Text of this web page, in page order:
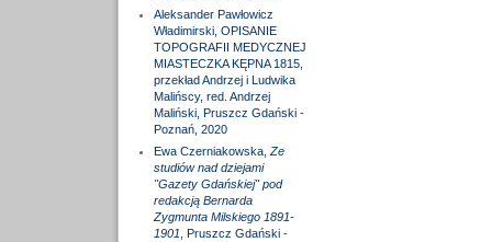
Aleksander Pawłowicz
Władimirski, OPISANIE
TOPOGRAFII MEDYCZNEJ
MIASTECZKA KĘPNA 1815,
przekład Andrzej i Ludwika
Malińscy, red. Andrzej
Maliński, Pruszcz Gdański -
Poznań, 2020
Ewa Czerniakowska, Ze
studiów nad dziejami
"Gazety Gdańskiej" pod
redakcją Bernarda
Zygmunta Milskiego 1891-
1901 , Pruszcz Gdański -